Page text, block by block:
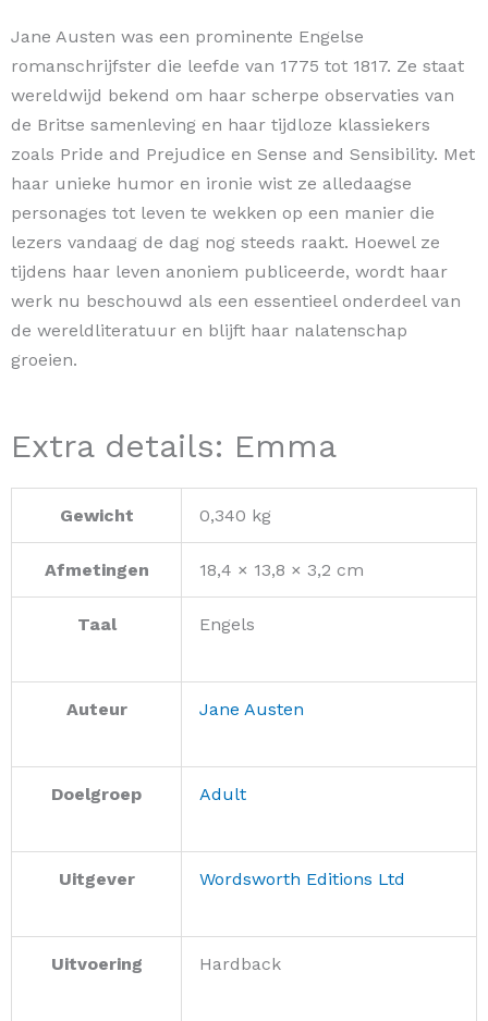
Jane Austen was een prominente Engelse
romanschrijfster die leefde van 1775 tot 1817. Ze staat
wereldwijd bekend om haar scherpe observaties van
de Britse samenleving en haar tijdloze klassiekers
zoals Pride and Prejudice en Sense and Sensibility. Met
haar unieke humor en ironie wist ze alledaagse
personages tot leven te wekken op een manier die
lezers vandaag de dag nog steeds raakt. Hoewel ze
tijdens haar leven anoniem publiceerde, wordt haar
werk nu beschouwd als een essentieel onderdeel van
de wereldliteratuur en blijft haar nalatenschap
groeien.
Extra details: Emma
Gewicht 0,340 kg
Afmetingen 18,4 × 13,8 × 3,2 cm
Taal Engels
Auteur Jane Austen
Doelgroep Adult
Uitgever Wordsworth Editions Ltd
Uitvoering Hardback